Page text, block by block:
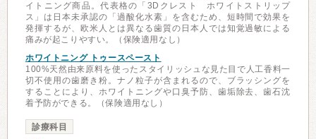
イトニング商品。代表格の「3Dクレスト ホワイトストリップ
ス」は日本未承認の「過酸化水素」を含むため、短時間で効果を
発揮するが、欧米人とは異なる歯質の日本人では知覚過敏による
痛みが起こりやすい。（保険適用なし）
ホワイトニング トゥースペースト
100%天然由来原料を使ったスタイリッシュな見た目で人工香料一
切不使用の歯磨き粉。ナノ粒子が含まれるので、ブラッシングを
することにより、ホワイトニングや口臭予防、歯垢除去、歯石沈
着予防ができる。（保険適用なし）
診療科目